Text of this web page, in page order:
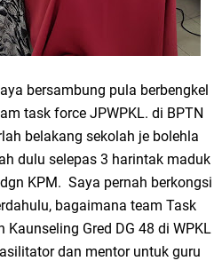
bersambung pula berbengkel
task force JPWPKL. di BPTN
belakang sekolah je bolehla
dulu selepas 3 harintak maduk
KPM. Saya pernah berkongsi
bagaimana team Task
Kaunseling Gred DG 48 di WPKL
dan mentor untuk guru